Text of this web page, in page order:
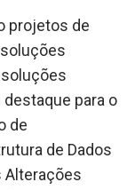
projetos de
para o
de
de Dados
Alterações